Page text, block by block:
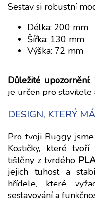
Sestav si robustní
Délka: 200 mm
Šířka: 130 mm
Výška: 72 mm
Důležité upozornění:
je určen pro stavitele
DESIGN, KTERÝ
Pro tvoji Buggy
Kostičky, které
tištěny z tvrdého PLA
jejich tuhost a
hřídele, které
sestavování a